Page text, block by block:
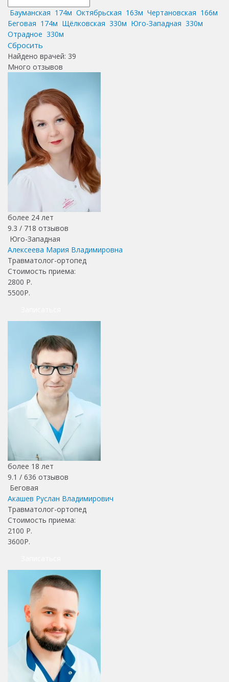
Бауманская 174м Октябрьская 163м Чертановская 166м
Беговая 174м Щёлковская 330м Юго-Западная 330м
Отрадное 330м
Сбросить
Найдено врачей: 39
Много отзывов
более 24 лет
9.3 / 718 отзывов
Юго-Западная
Алексеева Мария Владимировна
Травматолог-ортопед
Стоимость приема:
2800 Р.
5500Р.
более 18 лет
9.1 / 636 отзывов
Беговая
Акашев Руслан Владимирович
Травматолог-ортопед
Стоимость приема:
2100 Р.
3600Р.